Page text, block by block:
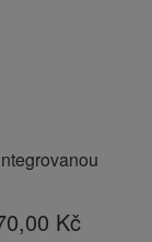
Kč